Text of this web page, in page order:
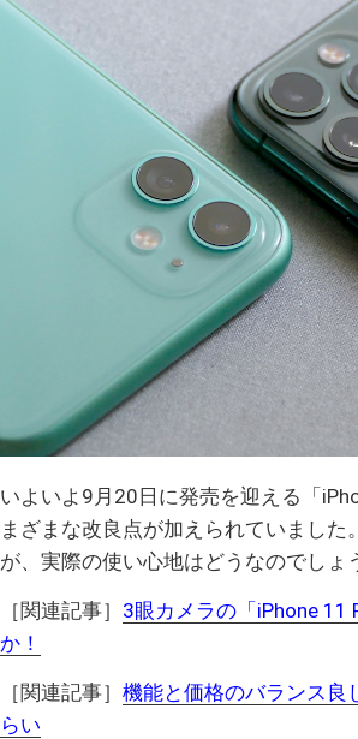
いよいよ9月20日に発売を迎える「
まざまな改良点が加えられていまし
が、実際の使い心地はどうなのでしょ
［関連記事］ 3眼カメラの「iPhone 11
か！
［関連記事］ 機能と価格のバランス良
らい